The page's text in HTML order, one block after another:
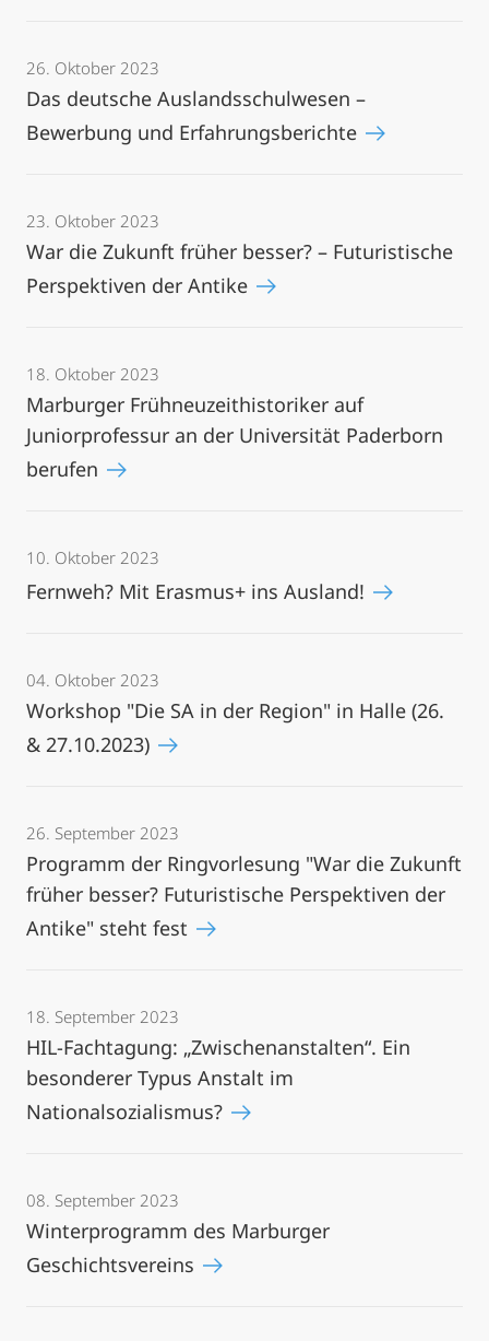
26. Oktober 2023
Das deutsche Auslandsschulwesen –
Bewerbung und Erfahrungsberichte
23. Oktober 2023
War die Zukunft früher besser? – Futuristische
Perspektiven der Antike
18. Oktober 2023
Marburger Frühneuzeithistoriker auf
Juniorprofessur an der Universität Paderborn
berufen
10. Oktober 2023
Fernweh? Mit Erasmus+ ins Ausland!
04. Oktober 2023
Workshop "Die SA in der Region" in Halle (26.
& 27.10.2023)
26. September 2023
Programm der Ringvorlesung "War die Zukunft
früher besser? Futuristische Perspektiven der
Antike" steht fest
18. September 2023
HIL-Fachtagung: „Zwischenanstalten“. Ein
besonderer Typus Anstalt im
Nationalsozialismus?
08. September 2023
Winterprogramm des Marburger
Geschichtsvereins